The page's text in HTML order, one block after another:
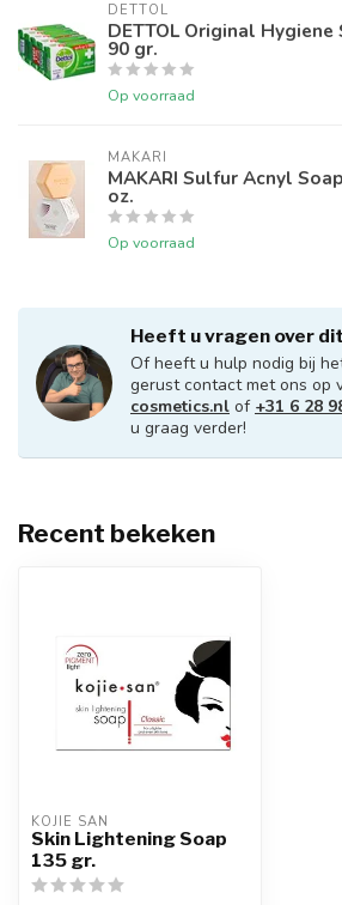
DETTOL
DETTOL Original Hygiene
90 gr.
Op voorraad
MAKARI
MAKARI Sulfur Acnyl
oz.
Op voorraad
Heeft u vragen over
Of heeft u hulp nodig bij
gerust contact met ons op
cosmetics.nl of +31 6 28
u graag verder!
Recent bekeken
KOJIE SAN
Skin Lightening Soap
135 gr.